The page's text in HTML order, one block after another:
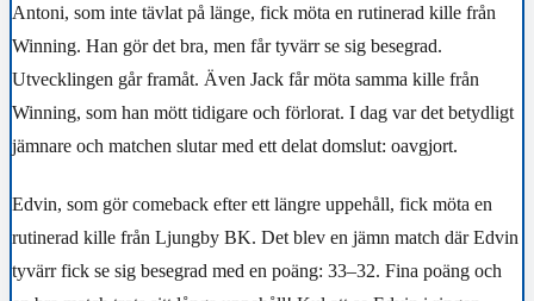
Antoni, som inte tävlat på länge, fick möta en rutinerad kille från
Winning. Han gör det bra, men får tyvärr se sig besegrad.
Utvecklingen går framåt. Även Jack får möta samma kille från
Winning, som han mött tidigare och förlorat. I dag var det betydligt
jämnare och matchen slutar med ett delat domslut: oavgjort.
Edvin, som gör comeback efter ett längre uppehåll, fick möta en
rutinerad kille från Ljungby BK. Det blev en jämn match där Edvin
tyvärr fick se sig besegrad med en poäng: 33–32. Fina poäng och